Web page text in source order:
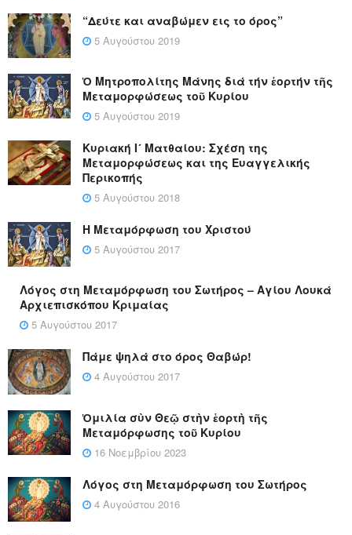
“Δεύτε και αναβώμεν εις το όρος”
5 Αυγούστου 2019
Ὁ Μητροπολίτης Μάνης διά τήν ἑορτήν τῆς
Μεταμορφώσεως τοῦ Κυρίου
5 Αυγούστου 2019
Κυριακή Ι´ Ματθαίου: Σχέση της
Μεταμορφώσεως και της Ευαγγελικής
Περικοπής
5 Αυγούστου 2018
Η Μεταμόρφωση του Χριστού
5 Αυγούστου 2017
Λόγος στη Μεταμόρφωση του Σωτήρος – Αγίου Λουκά
Αρχιεπισκόπου Κριμαίας
5 Αυγούστου 2017
Πάμε ψηλά στο όρος Θαβώρ!
4 Αυγούστου 2017
Ὁμιλία σὺν Θεῷ στὴν ἑορτὴ τῆς
Μεταμόρφωσης τοῦ Κυρίου
16 Νοεμβρίου 2023
Λόγος στη Μεταμόρφωση του Σωτήρος
4 Αυγούστου 2016